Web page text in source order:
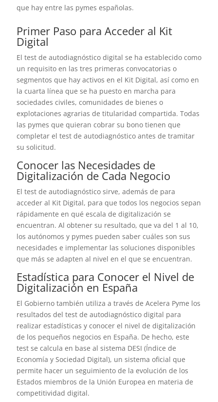
que hay entre las pymes españolas.
Primer Paso para Acceder al Kit
Digital
El test de autodiagnóstico digital se ha establecido como
un requisito en las tres primeras convocatorias o
segmentos que hay activos en el Kit Digital, así como en
la cuarta línea que se ha puesto en marcha para
sociedades civiles, comunidades de bienes o
explotaciones agrarias de titularidad compartida. Todas
las pymes que quieran cobrar su bono tienen que
completar el test de autodiagnóstico antes de tramitar
su solicitud.
Conocer las Necesidades de
Digitalización de Cada Negocio
El test de autodiagnóstico sirve, además de para
acceder al Kit Digital, para que todos los negocios sepan
rápidamente en qué escala de digitalización se
encuentran. Al obtener su resultado, que va del 1 al 10,
los autónomos y pymes pueden saber cuáles son sus
necesidades e implementar las soluciones disponibles
que más se adapten al nivel en el que se encuentran.
Estadística para Conocer el Nivel de
Digitalización en España
El Gobierno también utiliza a través de Acelera Pyme los
resultados del test de autodiagnóstico digital para
realizar estadísticas y conocer el nivel de digitalización
de los pequeños negocios en España. De hecho, este
test se calcula en base al sistema DESI (Índice de
Economía y Sociedad Digital), un sistema oficial que
permite hacer un seguimiento de la evolución de los
Estados miembros de la Unión Europea en materia de
competitividad digital.